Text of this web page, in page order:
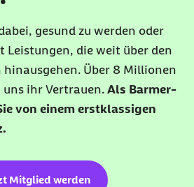
gesund zu werden oder
Leistungen, die weit über den
hinausgehen. Über 8 Millionen
ihr Vertrauen. Als Barmer-
von einem erstklassigen
Mitglied werden